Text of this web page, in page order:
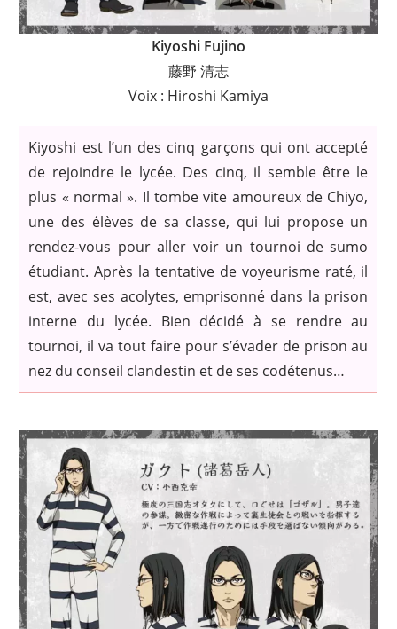
Kiyoshi Fujino
藤野 清志
Voix : Hiroshi Kamiya
Kiyoshi est l’un des cinq garçons qui ont accepté
de rejoindre le lycée. Des cinq, il semble être le
plus « normal ». Il tombe vite amoureux de Chiyo,
une des élèves de sa classe, qui lui propose un
rendez-vous pour aller voir un tournoi de sumo
étudiant. Après la tentative de voyeurisme raté, il
est, avec ses acolytes, emprisonné dans la prison
interne du lycée. Bien décidé à se rendre au
tournoi, il va tout faire pour s’évader de prison au
nez du conseil clandestin et de ses codétenus…